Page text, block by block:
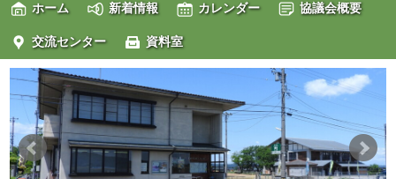
ホーム 新着情報 カレンダー 協議会概要
交流センター 資料室